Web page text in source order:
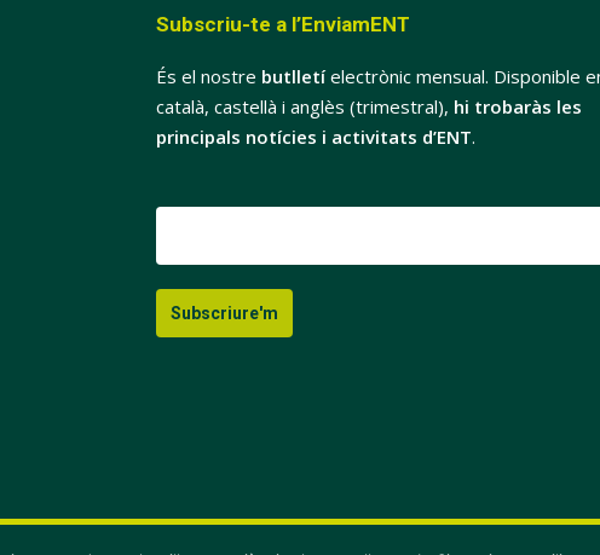
Subscriu-te a l’EnviamENT
És el nostre butlletí electrònic mensual. Disponible
català, castellà i anglès (trimestral), hi trobaràs les
principals notícies i activitats d’ENT.